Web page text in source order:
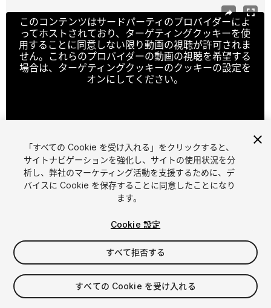
このコンテンツはサードパーティのプロバイダーによ
ってホストされており、ターゲティングクッキーを使
用することに同意しない限り動画の視聴が許可されま
せん。これらのプロバイダーの動画の視聴を希望する
場合は、ターゲティングクッキーのクッキーの設定を
オンにしてください。
1/ 31
$249.99
消費税は決済時に計算されます
「すべての Cookie を受け入れる」をクリックすると、
サイトナビゲーションを強化し、サイトの使用状況を分
析し、弊社のマーケティング活動を支援するために、デ
バイスに Cookie を保存することに同意したことになり
ます。
Cookie 設定
すべて拒否する
すべての Cookie を受け入れる